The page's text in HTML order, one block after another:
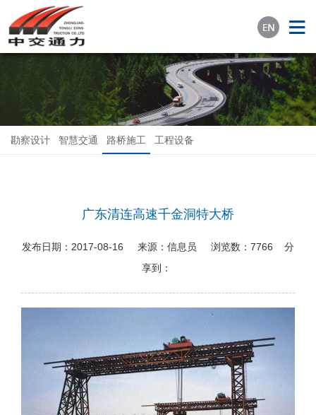
勘察设计 智慧交通 路桥施工 工程设备
广东清连高速千金洞特大桥
发布日期： 2017-08-16 来源： 信息员 浏览数： 7766 分
享到：